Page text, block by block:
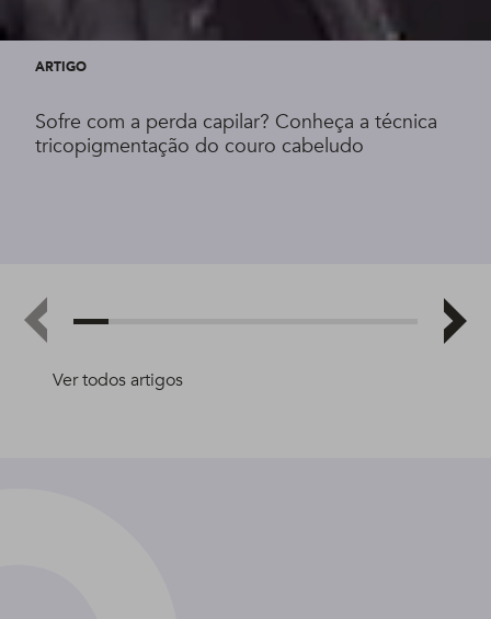
Ver todos artigos
ARTIGO
Sofre com a perda capilar? Conheça a técnica
tricopigmentação do couro cabeludo